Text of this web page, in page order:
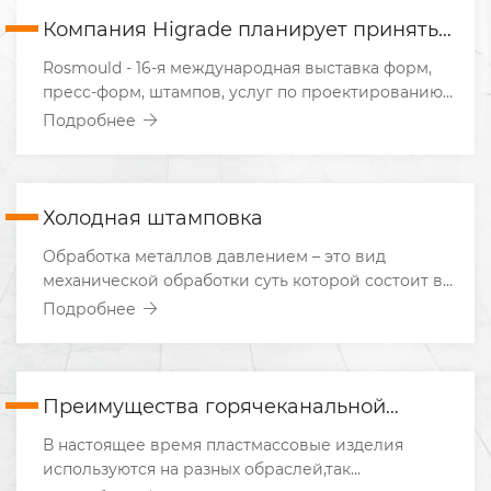
Компания Higrade планирует принять
участие в выставке Rosmould | Rosplast
2022
Rosmould - 16-я международная выставка форм,
пресс-форм, штампов, услуг по проектированию
изделий и их контрактному производству.
Подробнее
Холодная штамповка
Обработка металлов давлением – это вид
механической обработки суть которой состоит в
разделении материала без снятия стружки или
выступаетхолодная штамповка. Когда с помощью
различного типа штампов осуществляется
холодная пластическая деформация для
достижения определенного результата обработки
металла. Данный способ является наиболее
Подробнее
Преимущества горячеканальной
системы для пресс-форм
В настоящее время пластмассовые изделия
используются на разных обраслей,так